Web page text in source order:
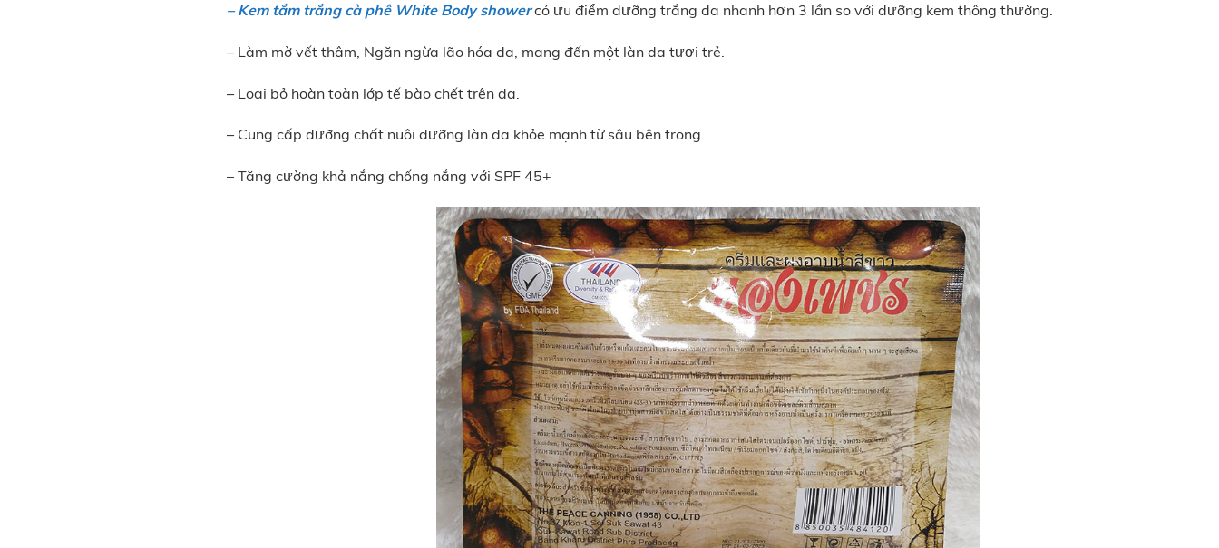
– Kem tắm trắng cà phê White Body showercó ưu điểm dưỡng trắng da nhanh hơn 3 lần so với dưỡng kem thông thường.
– Làm mờ vết thâm, Ngăn ngừa lão hóa da, mang đến một làn da tươi trẻ.
– Loại bỏ hoàn toàn lớp tế bào chết trên da.
– Cung cấp dưỡng chất nuôi dưỡng làn da khỏe mạnh từ sâu bên trong.
– Tăng cường khả nắng chống nắng với SPF 45+